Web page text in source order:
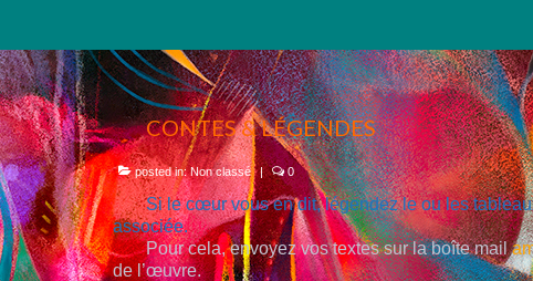
CONTES & LÉGENDES
posted in:Non classé | 0
Si le cœur vous en dit, légendez le ou les
associée.
Pour cela, envoyez vos textes sur la boîte mail
de l’œuvre.